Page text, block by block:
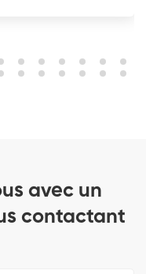
avec un
contactant